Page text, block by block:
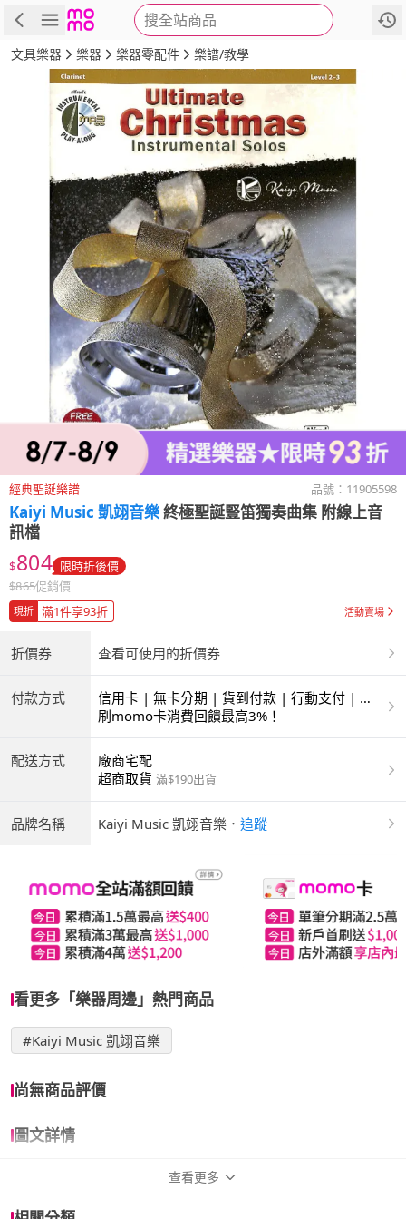
搜全站商品
商品 評價 詳情
文具樂器 樂器 樂器零配件 樂譜/教學
經典聖誕樂譜 品號： 11905598
Kaiyi Music 凱翊音樂終極聖誕豎笛獨奏曲集 附線上音
訊檔
$804 限時折後價
$865促銷價
現折 滿1件享93折 活動賣場
折價券 查看可使用的折價券
付款方式
信用卡 | 無卡分期 | 貨到付款 | 行動支付 | 超
商付款 | ATM | 銀聯卡
刷momo卡消費回饋最高3%！
配送方式
廠商宅配
超商取貨 滿$190出貨
品牌名稱 Kaiyi Music 凱翊音樂 ． 追蹤
看更多「樂器周邊」熱門商品
#Kaiyi Music 凱翊音樂
尚無商品評價
圖文詳情
查看更多